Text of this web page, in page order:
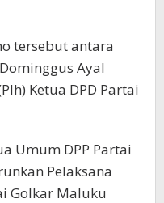
tersebut antara
Ayal
Ketua DPD Partai
Umum DPP Partai
Pelaksana
Golkar Maluku